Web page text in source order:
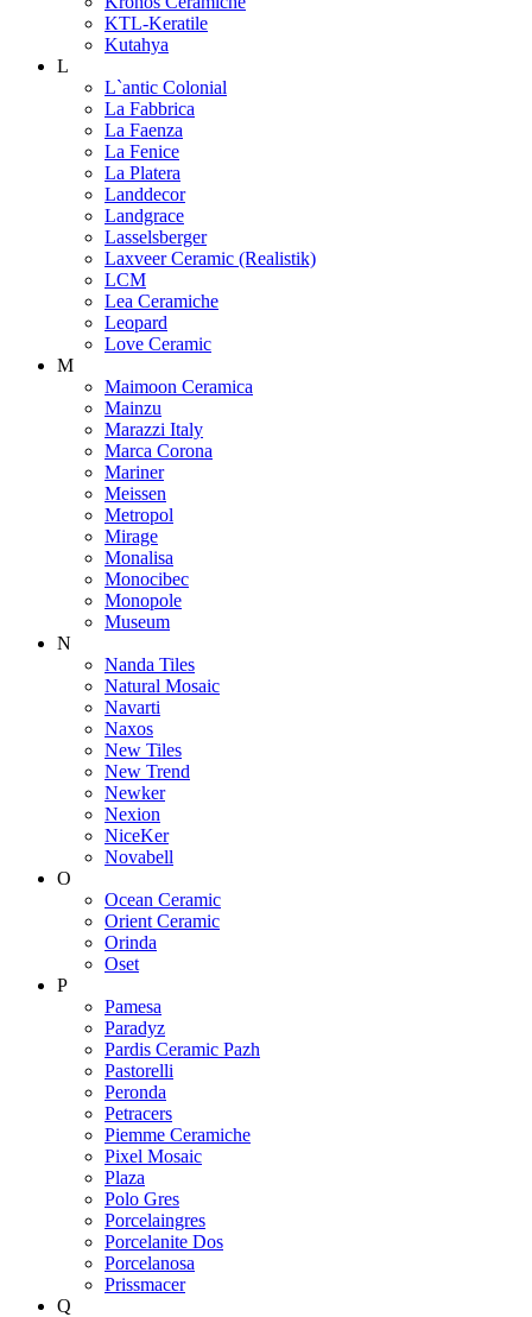
KTL-Keratile
Kutahya
L
L`antic Colonial
La Fabbrica
La Faenza
La Fenice
La Platera
Landdecor
Landgrace
Lasselsberger
Laxveer Ceramic (Realistik)
LCM
Lea Ceramiche
Leopard
Love Ceramic
M
Maimoon Ceramica
Mainzu
Marazzi Italy
Marca Corona
Mariner
Meissen
Metropol
Mirage
Monalisa
Monocibec
Monopole
Museum
N
Nanda Tiles
Natural Mosaic
Navarti
Naxos
New Tiles
New Trend
Newker
Nexion
NiceKer
Novabell
O
Ocean Ceramic
Orient Ceramic
Orinda
Oset
P
Pamesa
Paradyz
Pardis Ceramic Pazh
Pastorelli
Peronda
Petracers
Piemme Ceramiche
Pixel Mosaic
Plaza
Polo Gres
Porcelaingres
Porcelanite Dos
Porcelanosa
Prissmacer
Q